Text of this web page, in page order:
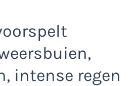
intense regen